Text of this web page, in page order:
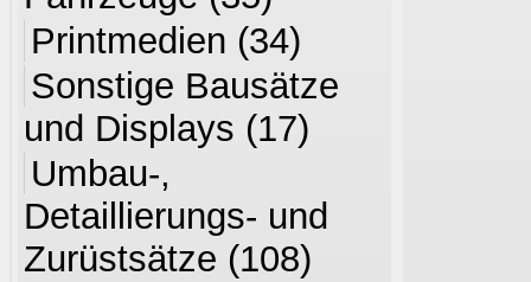
Printmedien (34)
Sonstige Bausätze
und Displays (17)
Umbau-,
Detaillierungs- und
Zurüstsätze (108)